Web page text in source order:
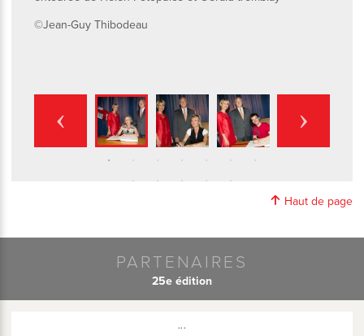
©Jean-Guy Thibodeau
Haut de page
PARTENAIRES
25e édition
...